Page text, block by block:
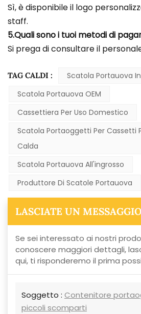
Sì, è disponibile il logo
staff.
5.Quali sono i tuoi metodi di
Si prega di consultare il
TAG CALDI :
Scatola Portauova
Scatola Portauova OEM
Cassettiera Per Uso Domestico
Scatola Portaoggetti Per Cassetti
Calda
Scatola Portauova All'ingrosso
Produttore Di Scatole Portauova
LASCIATE UN MESSAGGIO
Se sei interessato ai nostri
conoscere maggiori dettagli,
qui, ti risponderemo il prima
Soggetto : Contenitore
piccoli scomparti